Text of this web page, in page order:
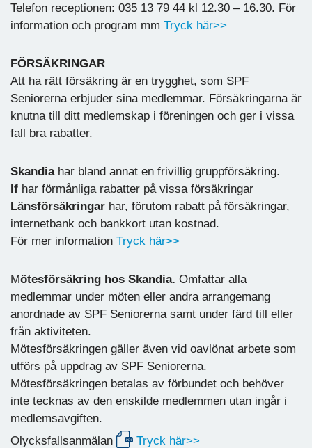
Telefon receptionen: 035 13 79 44 kl 12.30 – 16.30. För
information och program mm Tryck här>>
FÖRSÄKRINGAR
Att ha rätt försäkring är en trygghet, som SPF
Seniorerna erbjuder sina medlemmar. Försäkringarna är
knutna till ditt medlemskap i föreningen och ger i vissa
fall bra rabatter.
Skandiahar bland annat en frivillig gruppförsäkring.
If har förmånliga rabatter på vissa försäkringar
Länsförsäkringar har, förutom rabatt på försäkringar,
internetbank och bankkort utan kostnad.
För mer information Tryck här>>
Mötesförsäkring hos Skandia. Omfattar alla
medlemmar under möten eller andra arrangemang
anordnade av SPF Seniorerna samt under färd till eller
från aktiviteten.
Mötesförsäkringen gäller även vid oavlönat arbete som
utförs på uppdrag av SPF Seniorerna.
Mötesförsäkringen betalas av förbundet och behöver
inte tecknas av den enskilde medlemmen utan ingår i
medlemsavgiften.
Olycksfallsanmälan
Tryck här>>